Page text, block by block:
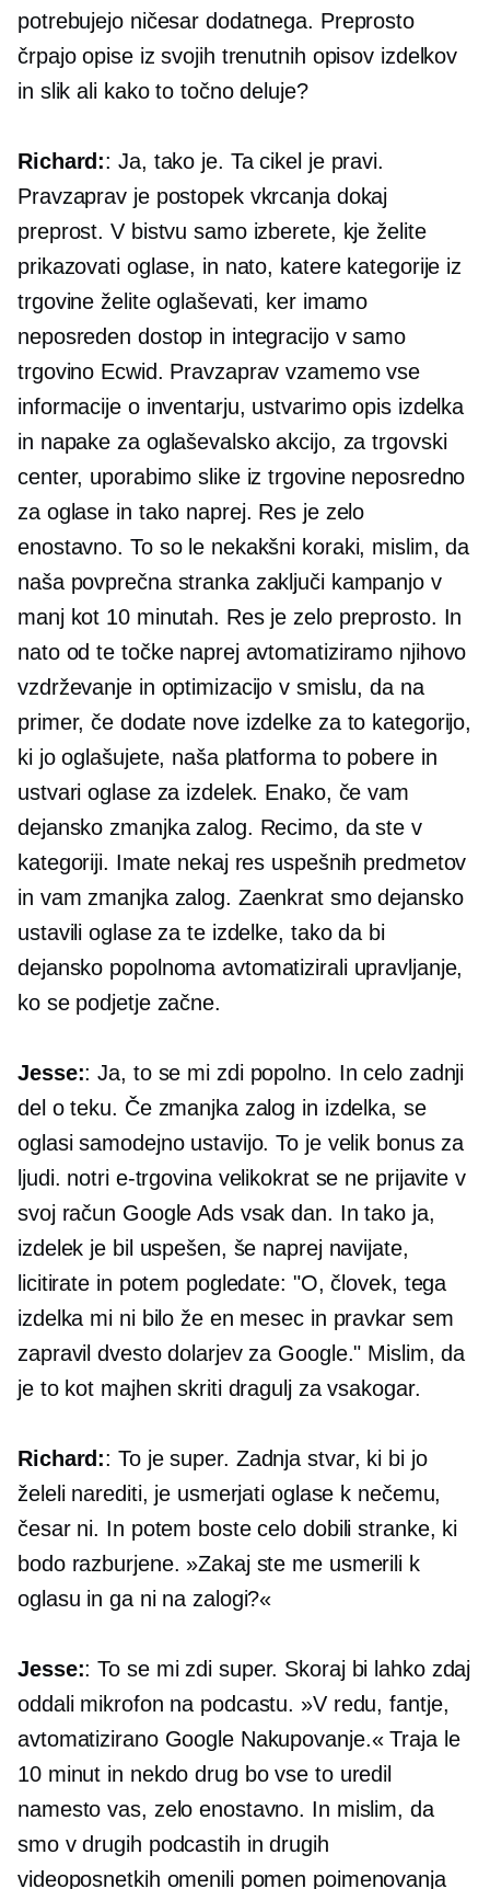
potrebujejo ničesar dodatnega. Preprosto
črpajo opise iz svojih trenutnih opisov izdelkov
in slik ali kako to točno deluje?
Richard:: Ja, tako je. Ta cikel je pravi.
Pravzaprav je postopek vkrcanja dokaj
preprost. V bistvu samo izberete, kje želite
prikazovati oglase, in nato, katere kategorije iz
trgovine želite oglaševati, ker imamo
neposreden dostop in integracijo v samo
trgovino Ecwid. Pravzaprav vzamemo vse
informacije o inventarju, ustvarimo opis izdelka
in napake za oglaševalsko akcijo, za trgovski
center, uporabimo slike iz trgovine neposredno
za oglase in tako naprej. Res je zelo
enostavno. To so le nekakšni koraki, mislim, da
naša povprečna stranka zaključi kampanjo v
manj kot 10 minutah. Res je zelo preprosto. In
nato od te točke naprej avtomatiziramo njihovo
vzdrževanje in optimizacijo v smislu, da na
primer, če dodate nove izdelke za to kategorijo,
ki jo oglašujete, naša platforma to pobere in
ustvari oglase za izdelek. Enako, če vam
dejansko zmanjka zalog. Recimo, da ste v
kategoriji. Imate nekaj res uspešnih predmetov
in vam zmanjka zalog. Zaenkrat smo dejansko
ustavili oglase za te izdelke, tako da bi
dejansko popolnoma avtomatizirali upravljanje,
ko se podjetje začne.
Jesse:: Ja, to se mi zdi popolno. In celo zadnji
del o teku. Če zmanjka zalog in izdelka, se
oglasi samodejno ustavijo. To je velik bonus za
ljudi. notri e-trgovinavelikokrat se ne prijavite v
svoj račun Google Ads vsak dan. In tako ja,
izdelek je bil uspešen, še naprej navijate,
licitirate in potem pogledate: "O, človek, tega
izdelka mi ni bilo že en mesec in pravkar sem
zapravil dvesto dolarjev za Google." Mislim, da
je to kot majhen skriti dragulj za vsakogar.
Richard:: To je super. Zadnja stvar, ki bi jo
želeli narediti, je usmerjati oglase k nečemu,
česar ni. In potem boste celo dobili stranke, ki
bodo razburjene. »Zakaj ste me usmerili k
oglasu in ga ni na zalogi?«
Jesse:: To se mi zdi super. Skoraj bi lahko zdaj
oddali mikrofon na podcastu. »V redu, fantje,
avtomatizirano Google Nakupovanje.« Traja le
10 minut in nekdo drug bo vse to uredil
namesto vas, zelo enostavno. In mislim, da
smo v drugih podcastih in drugih
videoposnetkih omenili pomen poimenovanja